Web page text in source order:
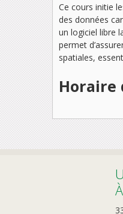
Ce cours initie
des données
un logiciel libre
permet
spatiales,
Horaire